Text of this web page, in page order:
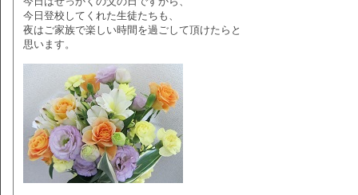
今日登校してくれた生徒たちも、
夜はご家族で楽しい時間を過ごして頂けたらと
思います。